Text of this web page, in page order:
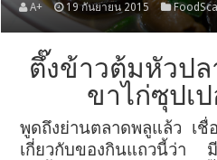
A+ 19 กันยายน 2015
ตึ๊งข้าวต้มหัวป
ขาไก่ซุปเ
พูดถึงย่านตลาดพลูแล้ว เชื่
เกี่ยวกับของกินแถวนี้ว่า